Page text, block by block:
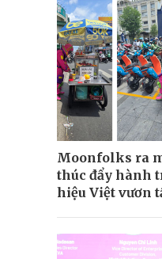
Moonfolks ra
thúc đẩy hành
hiệu Việt vươn